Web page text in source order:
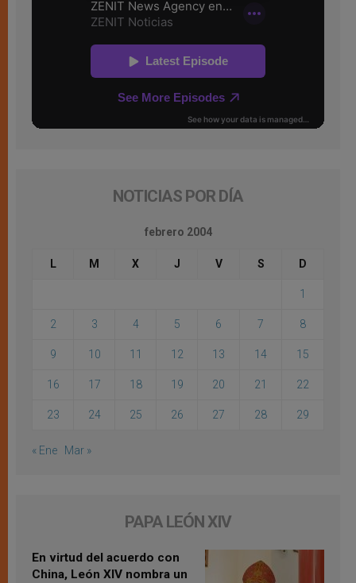
NOTICIAS POR DÍA
febrero 2004
L M X J V S D
1
2 3 4 5 6 7 8
9 10 11 12 13 14 15
16 17 18 19 20 21 22
23 24 25 26 27 28 29
« Ene Mar »
PAPA LEÓN XIV
En virtud del acuerdo con
China, León XIV nombra un